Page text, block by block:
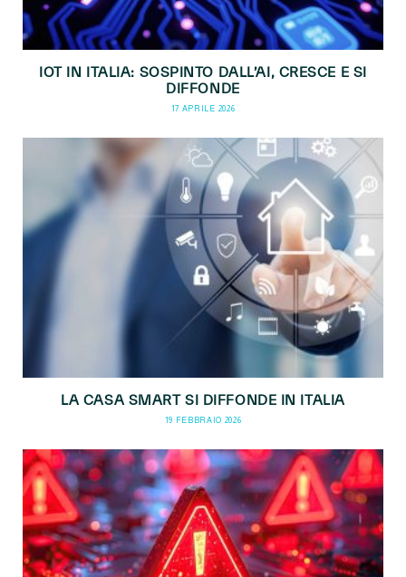
IOT IN ITALIA: SOSPINTO DALL’AI, CRESCE E SI
DIFFONDE
17 APRILE 2026
LA CASA SMART SI DIFFONDE IN ITALIA
19 FEBBRAIO 2026